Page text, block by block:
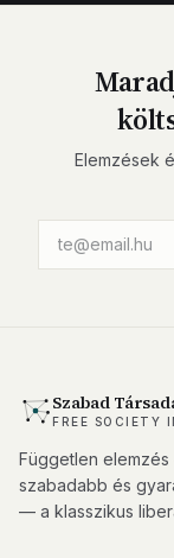
Elemzések
Szabad
FREE SOCIETY
Független
szabadabb és
— a klasszikus